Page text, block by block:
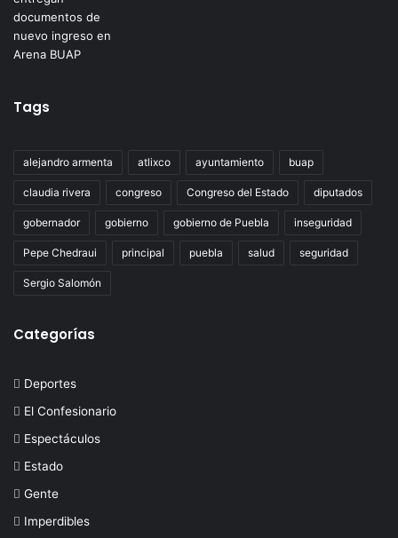
Tags
alejandro armenta atlixco ayuntamiento buap
claudia rivera congreso Congreso del Estado diputados
gobernador gobierno gobierno de Puebla inseguridad
Pepe Chedraui principal puebla salud seguridad
Sergio Salomón
Categorías
Deportes
El Confesionario
Espectáculos
Estado
Gente
Imperdibles